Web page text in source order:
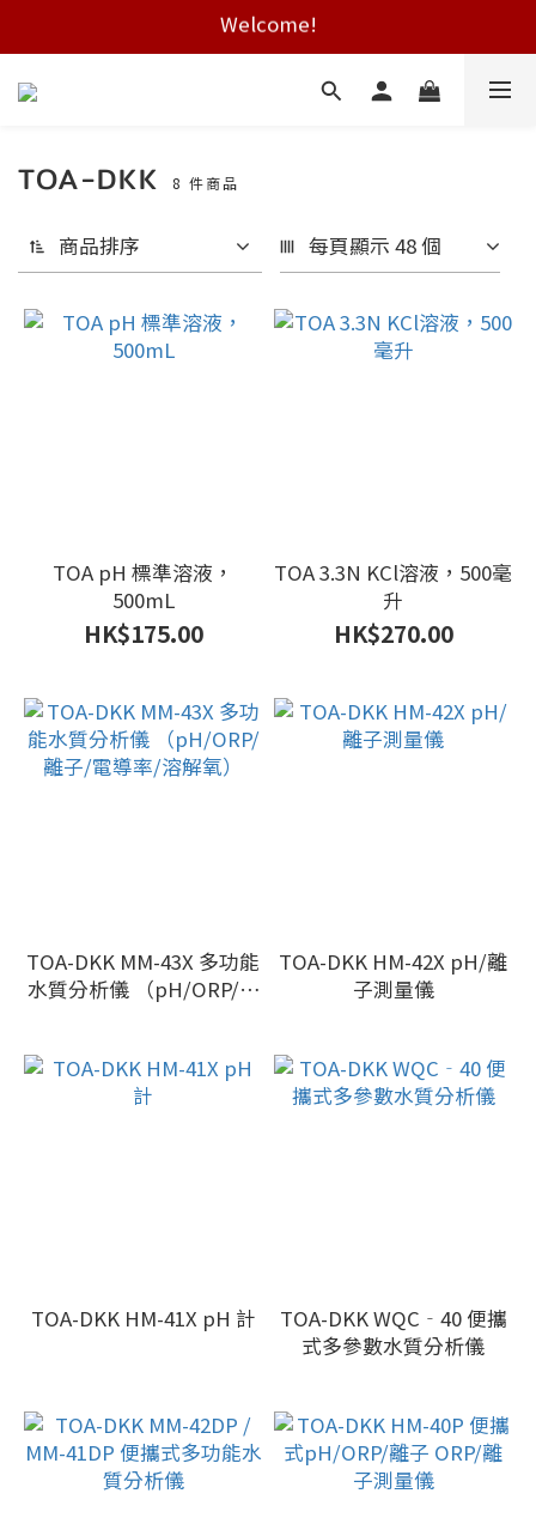
Free shipping on HK orders over $2000
Welcome!
TOA-DKK 8 件商品
商品排序 每頁顯示 48 個
TOA pH 標準溶液，
500mL
HK$175.00
TOA 3.3N KCl溶液，500毫
升
HK$270.00
TOA-DKK MM-43X 多功能
水質分析儀 （pH/ORP/離
TOA-DKK HM-42X pH/離
子測量儀
TOA-DKK HM-41X pH 計
TOA-DKK WQC‐40 便攜
式多參數水質分析儀